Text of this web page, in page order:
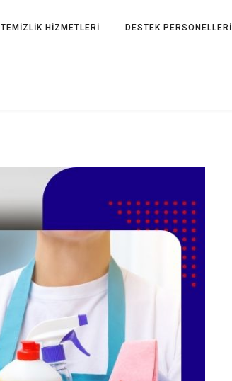
TEMİZLİK HİZMETLERİ DESTEK PERSONELLERİ